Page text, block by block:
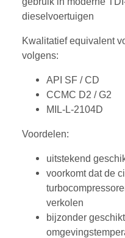
dieselvoertuigen
Kwalitatief equivalent
volgens:
API SF / CD
CCMC D2 / G2
MIL-L-2104D
Voordelen:
uitstekend
voorkomt dat de
verkolen
bijzonder